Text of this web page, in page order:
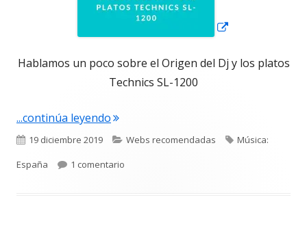
Hablamos un poco sobre el Origen del Dj y los platos
Technics SL-1200
...continúa leyendo"Origen del Dj y los platos Technics
Publicado
el
19 diciembre 2019 Categorías
Webs recomendadas Etiquetas
Música:
España
1 comentario